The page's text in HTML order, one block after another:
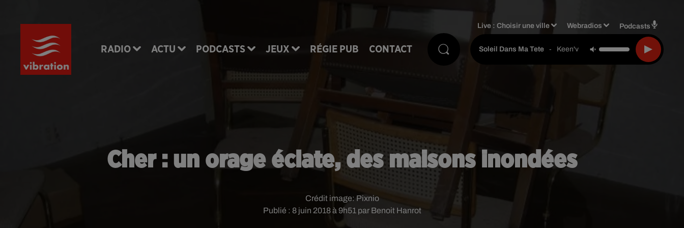
RADIO ACTU PODCASTS JEUX RÉGIE PUB CONTACT
Live :Choisir une ville Webradios Podcasts
Soleil Dans Ma Tete - Keen'v
Cher : un orage éclate, des maisons inondées
Publié : 8 juin 2018 à 9h51 par Benoit Hanrot
Crédit image: Pixnio